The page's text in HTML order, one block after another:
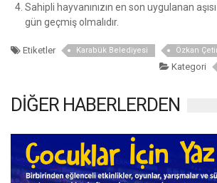
Sahipli hayvanınızın en son uygulanan
gün geçmiş olmalıdır.
Etiketler Karabük Belediyesi Özkan
Kategori
DİĞER HABERLERDEN